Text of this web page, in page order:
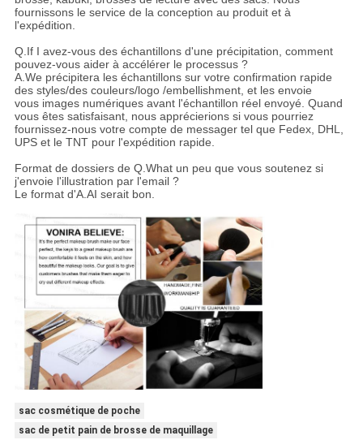
fournissons le service de la conception au produit et à
l'expédition.
Q.If I avez-vous des échantillons d'une précipitation, comment
pouvez-vous aider à accélérer le processus ?
A.We précipitera les échantillons sur votre confirmation rapide
des styles/des couleurs/logo /embellishment, et les envoie
vous images numériques avant l'échantillon réel envoyé. Quand
vous êtes satisfaisant, nous apprécierions si vous pourriez
fournissez-nous votre compte de messager tel que Fedex, DHL,
UPS et le TNT pour l'expédition rapide.
Format de dossiers de Q.What un peu que vous soutenez si
j'envoie l'illustration par l'email ?
Le format d'A.AI serait bon.
sac cosmétique de poche
sac de petit pain de brosse de maquillage